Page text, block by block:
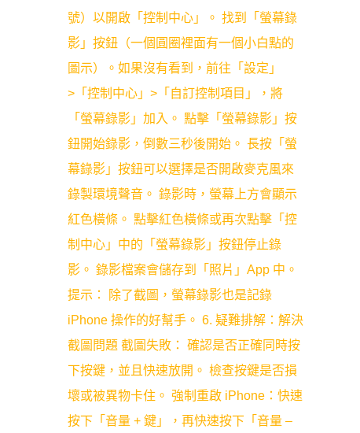
號）以開啟「控制中心」。 找到「螢幕錄
影」按鈕（一個圓圈裡面有一個小白點的
圖示）。如果沒有看到，前往「設定」
>「控制中心」>「自訂控制項目」，將
「螢幕錄影」加入。 點擊「螢幕錄影」按
鈕開始錄影，倒數三秒後開始。 長按「螢
幕錄影」按鈕可以選擇是否開啟麥克風來
錄製環境聲音。 錄影時，螢幕上方會顯示
紅色橫條。 點擊紅色橫條或再次點擊「控
制中心」中的「螢幕錄影」按鈕停止錄
影。 錄影檔案會儲存到「照片」App 中。
提示： 除了截圖，螢幕錄影也是記錄
iPhone 操作的好幫手。 6. 疑難排解：解決
截圖問題 截圖失敗： 確認是否正確同時按
下按鍵，並且快速放開。 檢查按鍵是否損
壞或被異物卡住。 強制重啟 iPhone：快速
按下「音量 + 鍵」，再快速按下「音量 –